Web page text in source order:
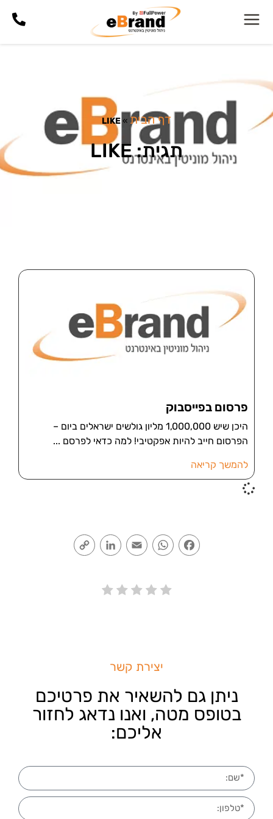
דף הבית »
LIKE
תגית: LIKE
פרסום בפייסבוק
היכן שיש 1,000,000 מליון גולשים ישראלים ביום –
הפרסום חייב להיות אפקטיבי! למה כדאי לפרסם
להמשך קריאה
Facebook
WhatsApp
Email
LinkedIn
יצירת קשר
ניתן גם להשאיר את פרטיכם
בטופס מטה, ואנו נדאג לחזור
אליכם: